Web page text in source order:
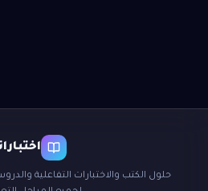
حلول الكتب والاختبارات التفاعلية